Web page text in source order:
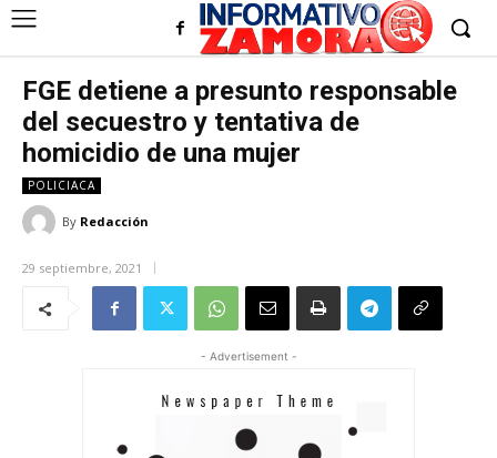
FGE detiene a presunto responsable
del secuestro y tentativa de
homicidio de una mujer
POLICIACA
By Redacción
29 septiembre, 2021
- Advertisement -